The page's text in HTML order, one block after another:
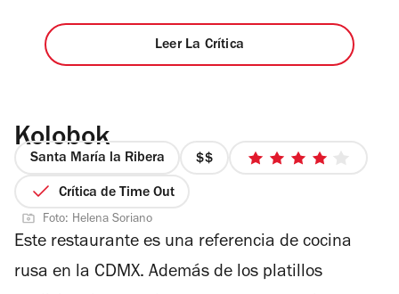
Leer La Crítica
Kolobok
Santa María la Ribera
precio
4
estrellas
Crítica de Time Out
Foto: Helena Soriano
Este restaurante es una referencia de cocina
rusa en la CDMX. Además de los platillos